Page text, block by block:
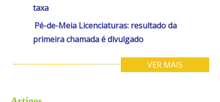
taxa
Pé-de-Meia Licenciaturas: resultado da
primeira chamada é divulgado
VER MAIS